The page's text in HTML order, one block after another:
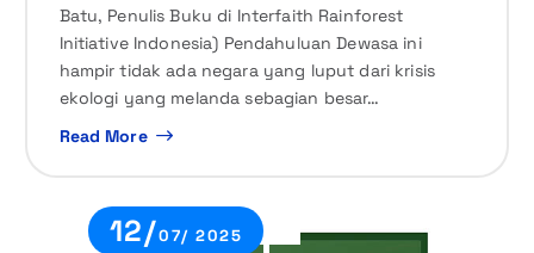
Batu, Penulis Buku di Interfaith Rainforest
Initiative Indonesia) Pendahuluan Dewasa ini
hampir tidak ada negara yang luput dari krisis
ekologi yang melanda sebagian besar…
Read More
12/07/ 2025